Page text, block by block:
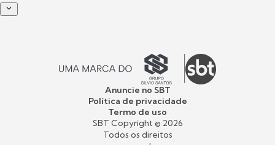
Anuncie no SBT
Política de privacidade
Termo de uso
SBT Copyright © 2026
Todos os direitos